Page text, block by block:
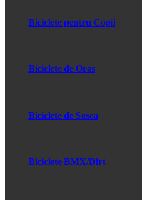
Biciclete pentru Copii
Biciclete de Oras
Biciclete de Sosea
Biciclete BMX/Dirt